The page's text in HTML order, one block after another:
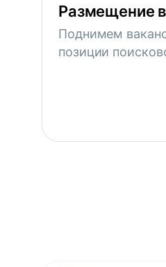
Размещение
Поднимем
позиции